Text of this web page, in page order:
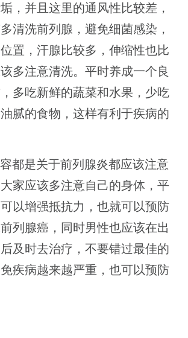
，并且这里的通风性比较差，
清洗前列腺，避免细菌感染，
置，汗腺比较多，伸缩性也比
多注意清洗。平时养成一个良
多吃新鲜的蔬菜和水果，少吃
腻的食物，这样有利于疾病的
都是关于前列腺炎都应该注意
家应该多注意自己的身体，平
以增强抵抗力，也就可以预防
列腺癌，同时男性也应该在出
及时去治疗，不要错过最佳的
疾病越来越严重，也可以预防